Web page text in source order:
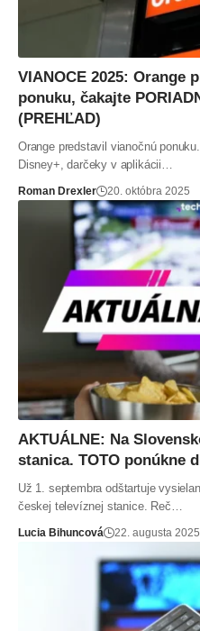
VIANOCE 2025: Orange
ponuku, čakajte
(PREHĽAD)
Orange predstavil vianočnú
Disney+, darčeky v aplikácii…
Roman Drexler 20. októbra 2025
AKTUÁLNE: Na
stanica. TOTO ponúkne
Už 1. septembra odštartuje
českej televíznej stanice. Reč…
Lucia Bihuncová 22. augusta 2025